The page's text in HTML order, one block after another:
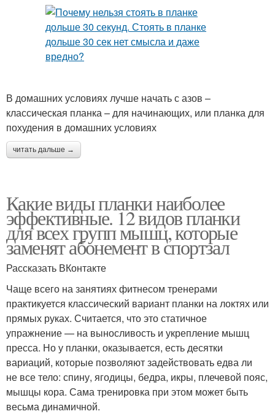
В домашних условиях лучше начать с азов –
классическая планка – для начинающих, или планка для
похудения в домашних условиях
читать дальше →
Какие виды планки наиболее
эффективные. 12 видов планки
для всех групп мышц, которые
заменят абонемент в спортзал
Рассказать ВКонтакте
Чаще всего на занятиях фитнесом тренерами
практикуется классический вариант планки на локтях или
прямых руках. Считается, что это статичное
упражнение — на выносливость и укрепление мышц
пресса. Но у планки, оказывается, есть десятки
вариаций, которые позволяют задействовать едва ли
не все тело: спину, ягодицы, бедра, икры, плечевой пояс,
мышцы кора. Сама тренировка при этом может быть
весьма динамичной.